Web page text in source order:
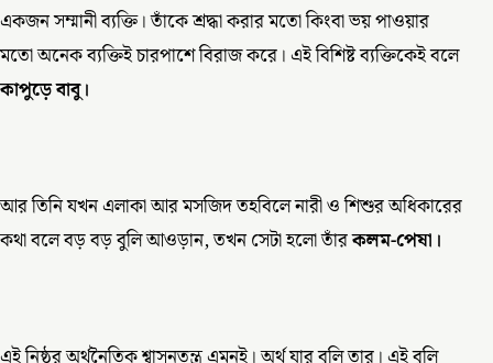
একজন সম্মানী ব্যক্তি। তাঁকে শ্রদ্ধা করার মতো কিংবা ভয় পাওয়ার
মতো অনেক ব্যক্তিই চারপাশে বিরাজ করে। এই বিশিষ্ট ব্যক্তিকেই বলে
কাপুড়ে বাবু।
আর তিনি যখন এলাকা আর মসজিদ তহবিলে নারী ও শিশুর অধিকারের
কথা বলে বড় বড় বুলি আওড়ান, তখন সেটা হলো তাঁরকলম-পেষা।